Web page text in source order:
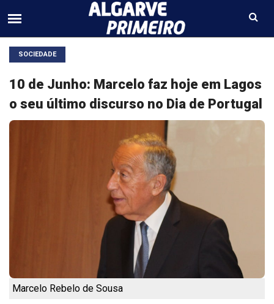
SOCIEDADE
10 de Junho: Marcelo faz hoje em Lagos
o seu último discurso no Dia de Portugal
Marcelo Rebelo de Sousa